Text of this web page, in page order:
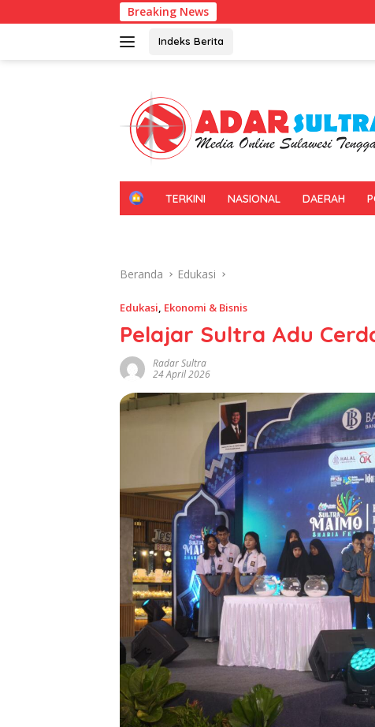
ke
Breaking News Kadin Sultra
Indeks Berita
H
TERKINI NASIONAL DAERAH
Beranda Edukasi
Edukasi Ekonomi & Bisnis
Pelajar Sultra Adu
Radar Sultra
24 April 2026